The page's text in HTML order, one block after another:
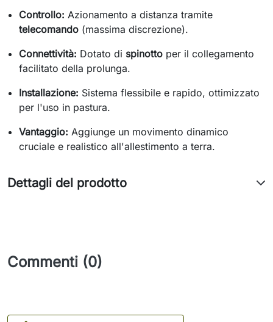
Controllo: Azionamento a distanza tramite
telecomando (massima discrezione).
Connettività: Dotato di spinotto per il collegamento
facilitato della prolunga.
Installazione: Sistema flessibile e rapido, ottimizzato
per l'uso in pastura.
Vantaggio: Aggiunge un movimento dinamico
cruciale e realistico all'allestimento a terra.
Dettagli del prodotto
Commenti (0)